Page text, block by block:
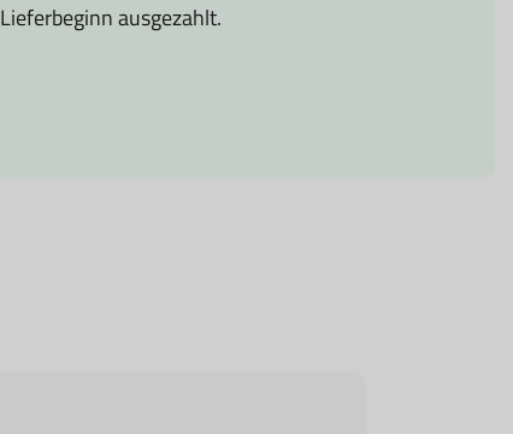
Lieferbeginn ausgezahlt.